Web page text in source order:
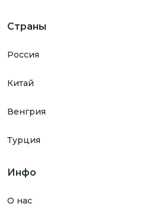
Страны
Россия
Китай
Венгрия
Турция
Инфо
О нас